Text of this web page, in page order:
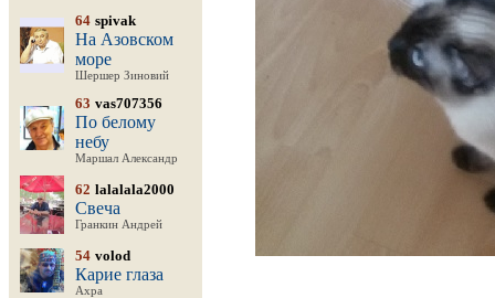
64 spivak
На Азовском
море
Шершер Зиновий
63 vas707356
По белому
небу
Маршал Александр
62 lalalala2000
Свеча
Гранкин Андрей
54 volod
Карие глаза
Ахра